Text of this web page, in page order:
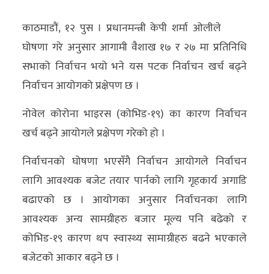
विज्ञान
प्रविधि
अन्तरर्वार्ता
विचार/
ब्लग
खेलकुद
रोचक
अन्य
क्लिक
खबर
काठमाडौं, १२ पुस । प्रधानमन्त्री केपी शर्मा ओलीले
घोषणा गरे अनुसार आगामी वैशाख १७ र २७ मा प्रतिनिधि
सभाको निर्वाचन भयो भने यस पटक निर्वाचन खर्च बढ्ने
निर्वाचन आयोगको प्रक्षेपण छ ।
नोवेल कोरोना भाइरस (कोभिड-१९) का कारण निर्वाचन
खर्च बढ्ने आयोगले प्रक्षेपण गरेको हो ।
निर्वाचनको घोषणा भएसँगै निर्वाचन आयोगले निर्वाचन
लागि आवश्यक बजेट तयार पार्नको लागि गृहकार्य अगाडि
बढाएको छ । आयोगका अनुसार निर्वाचनका लागि
आवश्यक अन्य सामग्रीहरु बजार मूल्य पनि बढेको र
कोभिड-१९ कारण थप स्वास्थ्य सामाग्रीहरु बढने भएकाले
बजेटको आकार बढ्ने छ ।